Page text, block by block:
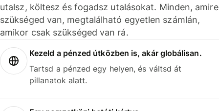
utalsz, költesz és fogadsz utalásokat. Minden, amire
szükséged van, megtalálható egyetlen számlán,
amikor csak szükséged van rá.
Kezeld a pénzed útközben is, akár globálisan.
Tartsd a pénzed egy helyen, és váltsd át
pillanatok alatt.